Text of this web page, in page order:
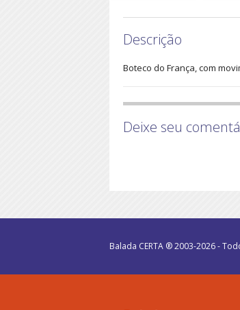
Descrição
Boteco do França, com
Deixe seu
Balada CERTA ® 2003-2026 -